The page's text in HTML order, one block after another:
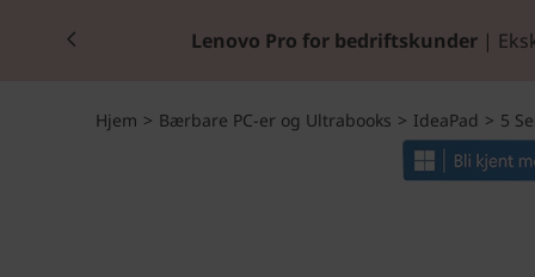
Lenovo Pro for bedriftskunder|
Hjem > Bærbare PC-er og Ultrabooks > IdeaPad > 5